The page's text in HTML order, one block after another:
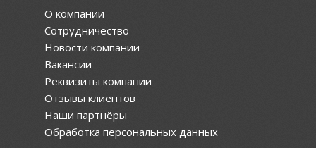
О компании
Сотрудничество
Новости компании
Вакансии
Реквизиты компании
Отзывы клиентов
Наши партнёры
Обработка персональных данных